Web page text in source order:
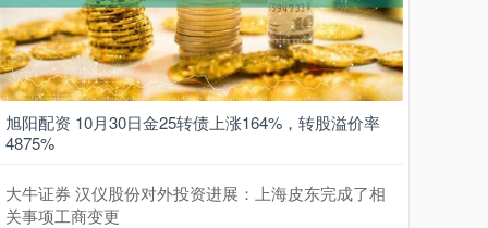
旭阳配资 10月30日金25转债上涨164%，转股溢价率
4875%
大牛证券 汉仪股份对外投资进展：上海皮东完成了相
关事项工商变更